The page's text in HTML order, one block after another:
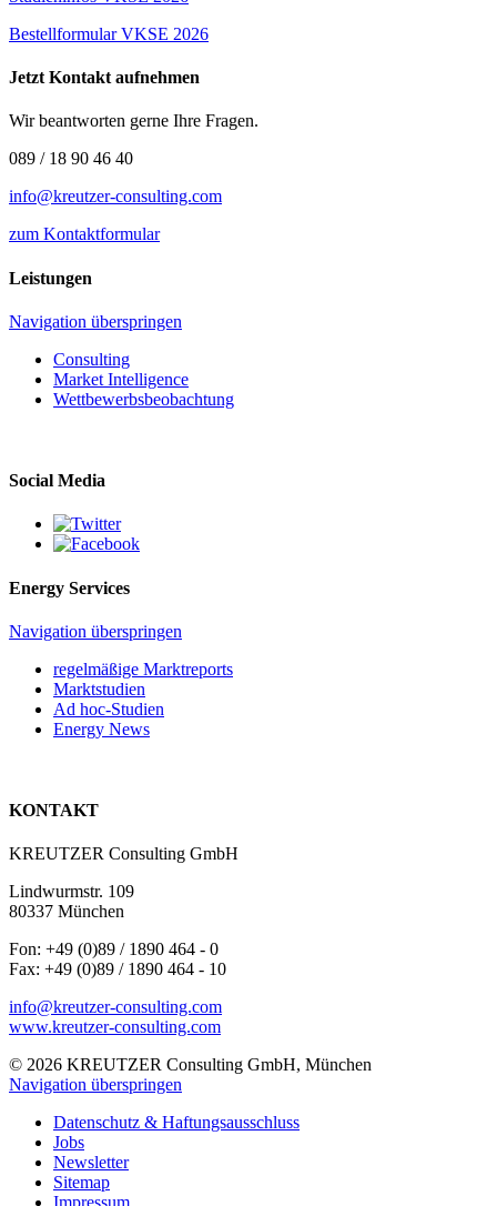
Bestellformular VKSE 2026
Jetzt Kontakt aufnehmen
Wir beantworten gerne Ihre Fragen.
089 / 18 90 46 40
info@kreutzer-consulting.com
zum Kontaktformular
Leistungen
Navigation überspringen
Consulting
Market Intelligence
Wettbewerbs­beobachtung
Social Media
Energy Services
Navigation überspringen
regelmäßige Marktreports
Marktstudien
Ad hoc-Studien
Energy News
KONTAKT
KREUTZER Consulting GmbH
Lindwurmstr. 109
80337 München
Fon: +49 (0)89 / 1890 464 - 0
Fax: +49 (0)89 / 1890 464 - 10
info@kreutzer-consulting.com
www.kreutzer-consulting.com
© 2026 KREUTZER Consulting GmbH, München
Navigation überspringen
Datenschutz & Haftungsausschluss
Jobs
Newsletter
Sitemap